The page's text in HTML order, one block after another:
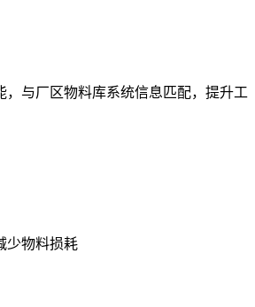
，与厂区物料库系统信息匹配，提升工
少物料损耗